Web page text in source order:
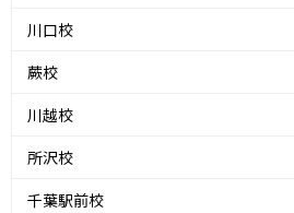
川口校
蕨校
川越校
所沢校
千葉駅前校